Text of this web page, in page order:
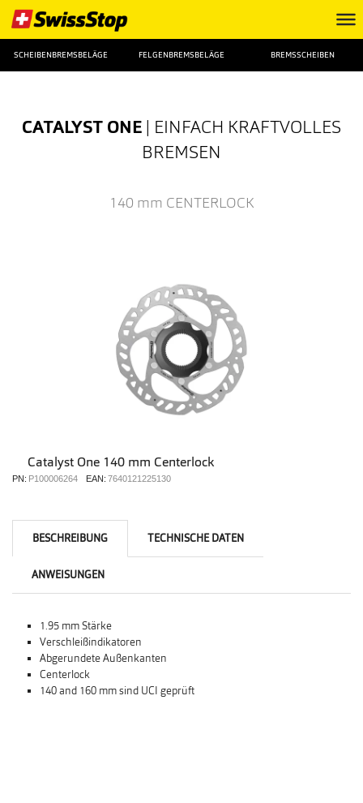
SCHEIBENBREMSBELÄGE FELGENBREMSBELÄGE BREMSSCHEIBEN
CATALYST ONE | EINFACH KRAFTVOLLES
BREMSEN
140 mm CENTERLOCK
Catalyst One 140 mm Centerlock
PN: P100006264 EAN: 7640121225130
BESCHREIBUNG TECHNISCHE DATEN
ANWEISUNGEN
1.95 mm Stärke
Verschleißindikatoren
Abgerundete Außenkanten
Centerlock
140 and 160 mm sind UCI geprüft